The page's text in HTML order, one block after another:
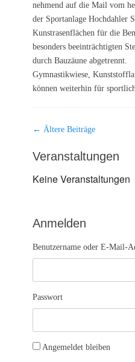
nehmend auf die Mail vom
der Sportanlage Hochdahler
Kunstrasenflächen für die
besonders beeinträchtigten
durch Bauzäune abgetrennt.
Gymnastikwiese,
können weiterhin für
Beitragsnavigation
← Ältere Beiträge
Veranstaltungen
Keine Veranstaltungen
Anmelden
Benutzername oder E-Mail-
Passwort
Angemeldet bleiben